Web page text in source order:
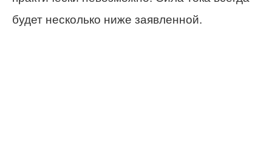
будет несколько ниже заявленной.